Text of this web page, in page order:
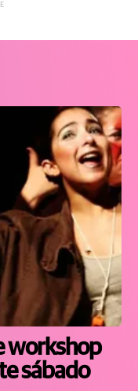
workshop
sábado